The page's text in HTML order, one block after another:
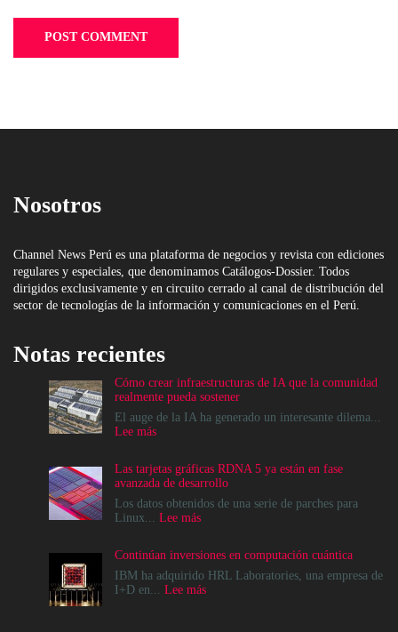
Nosotros
Channel News Perú es una plataforma de negocios y revista con ediciones
regulares y especiales, que denominamos Catálogos-Dossier. Todos
dirigidos exclusivamente y en circuito cerrado al canal de distribución del
sector de tecnologías de la información y comunicaciones en el Perú.
Notas recientes
Cómo crear infraestructuras de IA que la comunidad
realmente pueda sostener
El auge de la IA ha generado un interesante dilema...
Lee más:
infraestructuras
de
IA
que
realmente
pueda
sostener
Las tarjetas gráficas RDNA 5 ya están en fase
avanzada de desarrollo
Los datos obtenidos de una serie de parches para
Linux... Lee más:
gráficas
RDNA
5
Continúan inversiones en computación cuántica
IBM ha adquirido HRL Laboratories, una empresa de
I+D en... Lee más: